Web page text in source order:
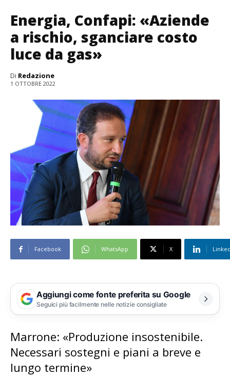
Energia, Confapi: «Aziende
a rischio, sganciare costo
luce da gas»
Di Redazione
1 OTTOBRE 2022
Facebook WhatsApp X
Aggiungi come fonte preferita su Google
Seguici più facilmente nelle notizie consigliate
Marrone: «Produzione insostenibile.
Necessari sostegni e piani a breve e
lungo termine»